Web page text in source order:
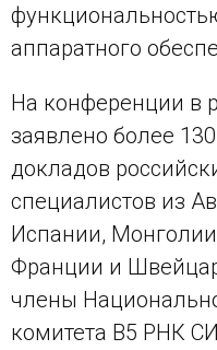
аппаратного
На конференции в
заявлено более
докладов
специалистов из
Испании,
Франции и
члены
комитета B5 РНК